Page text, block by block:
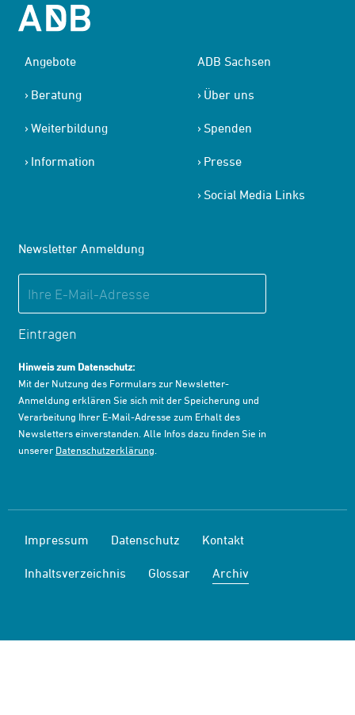
Angebote
Beratung
Weiterbildung
Information
ADB Sachsen
Über uns
Spenden
Presse
Social Media Links
Newsletter Anmeldung
Eintragen
Hinweis zum Datenschutz:
Mit der Nutzung des Formulars zur Newsletter-
Anmeldung erklären Sie sich mit der Speicherung und
Verarbeitung Ihrer E-Mail-Adresse zum Erhalt des
Newsletters einverstanden. Alle Infos dazu finden Sie in
unserer Datenschutzerklärung
Impressum Datenschutz Kontakt
Inhaltsverzeichnis Glossar Archiv